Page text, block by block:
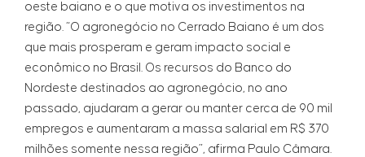
oeste baiano e o que motiva os investimentos na
região. “O agronegócio no Cerrado Baiano é um dos
que mais prosperam e geram impacto social e
econômico no Brasil. Os recursos do Banco do
Nordeste destinados ao agronegócio, no ano
passado, ajudaram a gerar ou manter cerca de 90 mil
empregos e aumentaram a massa salarial em R$ 370
milhões somente nessa região”, afirma Paulo Câmara.